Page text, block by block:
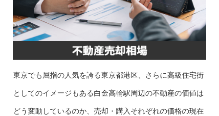
東京でも屈指の人気を誇る東京都港区、さらに高級住宅街
としてのイメージもある白金高輪駅周辺の不動産の価値は
どう変動しているのか、売却・購入それぞれの価格の現在